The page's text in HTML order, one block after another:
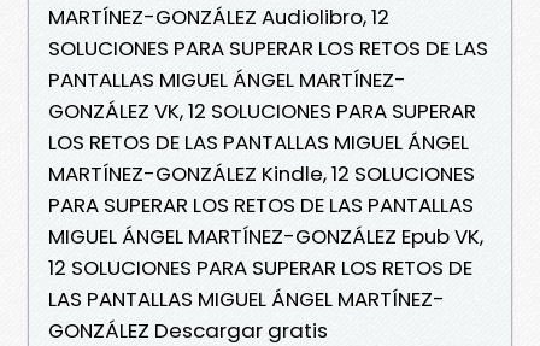
MARTÍNEZ-GONZÁLEZ Audiolibro, 12
SOLUCIONES PARA SUPERAR LOS RETOS DE LAS
PANTALLAS MIGUEL ÁNGEL MARTÍNEZ-
GONZÁLEZ VK, 12 SOLUCIONES PARA SUPERAR
LOS RETOS DE LAS PANTALLAS MIGUEL ÁNGEL
MARTÍNEZ-GONZÁLEZ Kindle, 12 SOLUCIONES
PARA SUPERAR LOS RETOS DE LAS PANTALLAS
MIGUEL ÁNGEL MARTÍNEZ-GONZÁLEZ Epub VK,
12 SOLUCIONES PARA SUPERAR LOS RETOS DE
LAS PANTALLAS MIGUEL ÁNGEL MARTÍNEZ-
GONZÁLEZ Descargar gratis